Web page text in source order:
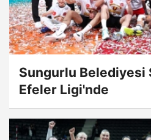
Sungurlu Belediyesi
Efeler Ligi'nde